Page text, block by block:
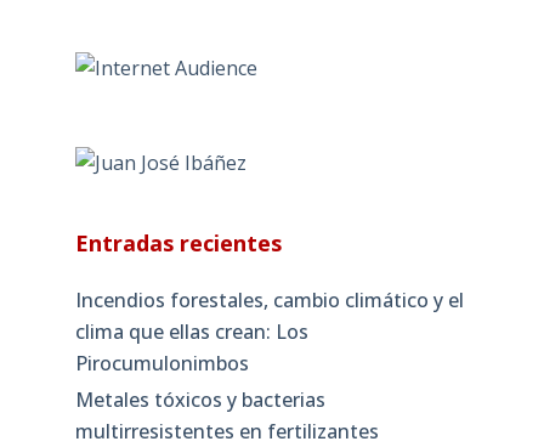
Entradas recientes
Incendios forestales, cambio climático y el
clima que ellas crean: Los
Pirocumulonimbos
Metales tóxicos y bacterias
multirresistentes en fertilizantes